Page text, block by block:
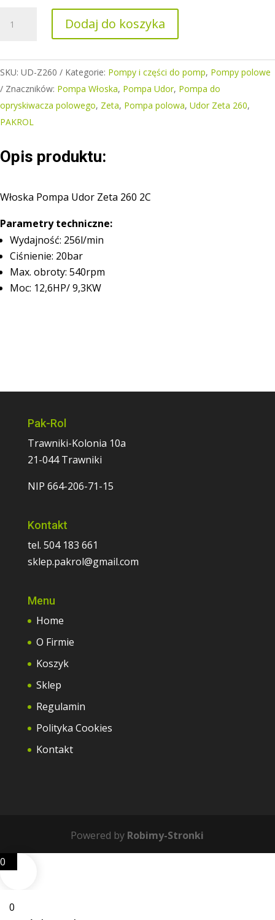
Pompa
ZETA
Dodaj do koszyka
SKU: UD-Z260 Kategorie: Pompy i części do pomp, Pompy polowe
Znaczników: Pompa Włoska, Pompa Udor, Pompa do
opryskiwacza polowego, Zeta, Pompa polowa, Udor Zeta 260,
PAKROL
Opis produktu:
Włoska Pompa Udor Zeta 260 2C
Parametry techniczne:
Wydajność: 256l/min
Ciśnienie: 20bar
Max. obroty: 540rpm
Moc: 12,6HP/ 9,3KW
Pak-Rol
Trawniki-Kolonia 10a
21-044 Trawniki
NIP 664-206-71-15
Kontakt
tel. 504 183 661
sklep.pakrol@gmail.com
Menu
Home
O Firmie
Koszyk
Sklep
Regulamin
Polityka Cookies
Kontakt
Powered by Robimy-Stronki
0
0